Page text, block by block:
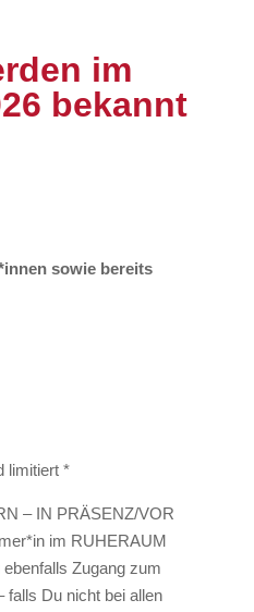
im
bekannt
sowie bereits
limitiert *
– IN PRÄSENZ/VOR
im RUHERAUM
Zugang zum
falls Du nicht bei allen